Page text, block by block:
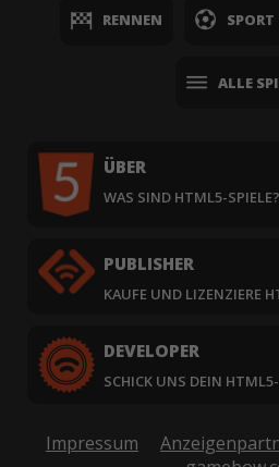
RENNEN SPORT
ALLE
ÜBER
WAS SIND HTML5-SPIELE?
PUBLISHER
KAUFE UND LIZENZIERE
DEVELOPER
SCHICK UNS DEIN
Impressum